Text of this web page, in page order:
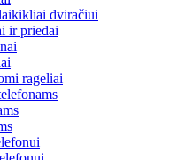
dviračiui
ir priedai
rageliai